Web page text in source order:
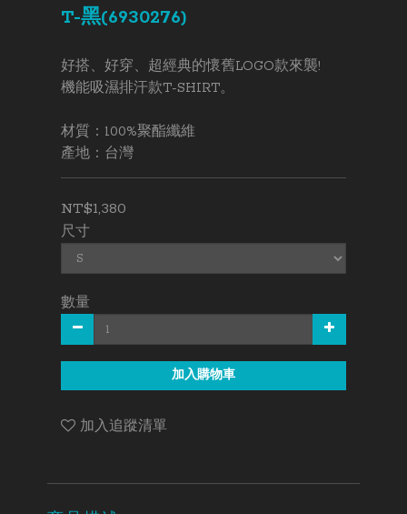
T-黑(6930276)
好搭、好穿、超經典的懷舊LOGO款來襲!
機能吸濕排汗款T-SHIRT。
材質：100%聚酯纖維
產地：台灣
NT$1,380
尺寸
數量
加入購物車
加入追蹤清單